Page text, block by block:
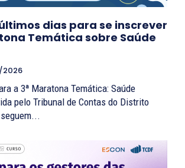
dias para se inscrever
Temática sobre Saúde
2026
a 3ª Maratona Temática: Saúde
pelo Tribunal de Contas do Distrito